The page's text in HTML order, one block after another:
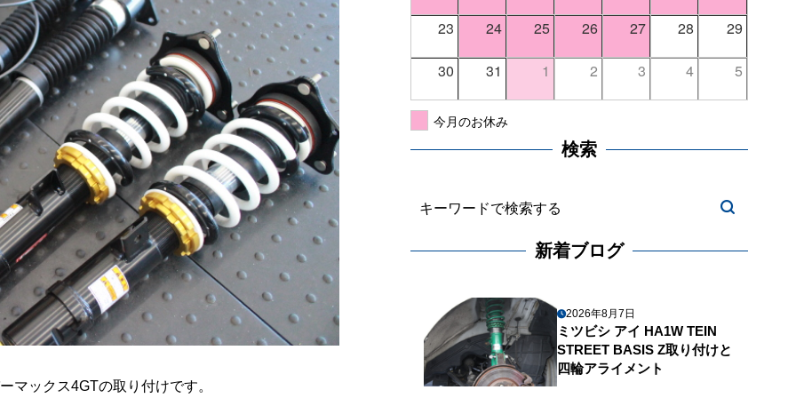
マックス4GTの取り付けです。
23 24 25 26 27 28 29
30 31 1 2 3 4 5
今月のお休み
検索
新着ブログ
2026年8月7日
ミツビシ アイ HA1W TEIN
STREET BASIS Z取り付けと
四輪アライメント